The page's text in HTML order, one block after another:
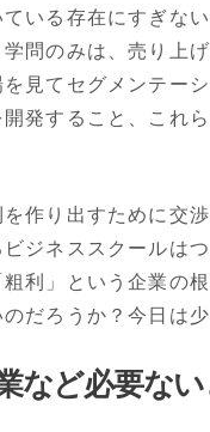
いる存在にすぎない
問のみは、売り上
見てセグメンテー
発すること、これ
作り出すために交
ジネススクールは
利」という企業の
だろうか？今日は
など必要な